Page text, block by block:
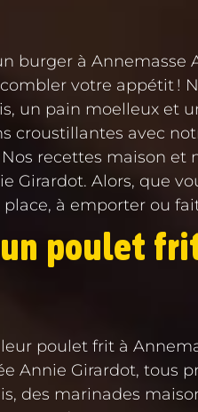
burger à
votre appétit !
un pain moelleux et
croustillantes avec
recettes maison
Girardot. Alors, que
à emporter ou
poulet
poulet frit à
Annie Girardot, tous
des marinades